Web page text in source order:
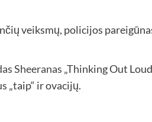
veiksmų, policijos
Sheeranas „Thinking Out
„taip“ ir ovacijų.